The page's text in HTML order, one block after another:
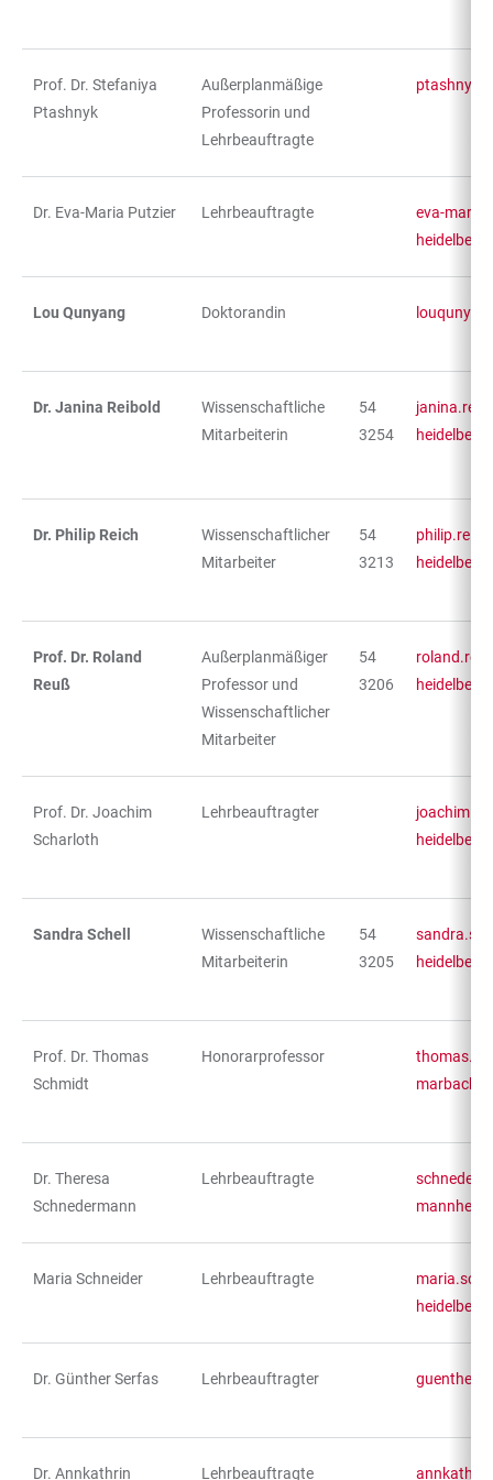
Prof. Dr. Stefaniya
Ptashnyk
Außerplanmäßige
Professorin und
Lehrbeauftragte
Dr. Eva-Maria Putzier Lehrbeauftragte
eva-
Lou Qunyang Doktorandin
Dr. Janina Reibold
Wissenschaftliche
Mitarbeiterin
54
3254
Dr. Philip Reich
Wissenschaftlicher
Mitarbeiter
54
3213
Prof. Dr. Roland
Reuß
Außerplanmäßiger
Professor und
Wissenschaftlicher
Mitarbeiter
54
3206
Prof. Dr. Joachim
Scharloth
Lehrbeauftragter
Sandra Schell
Wissenschaftliche
Mitarbeiterin
54
3205
Prof. Dr. Thomas
Schmidt
Honorarprofessor
Dr. Theresa
Schnedermann
Lehrbeauftragte
Maria Schneider Lehrbeauftragte
Dr. Günther Serfas Lehrbeauftragter
Dr. Annkathrin Lehrbeauftragte